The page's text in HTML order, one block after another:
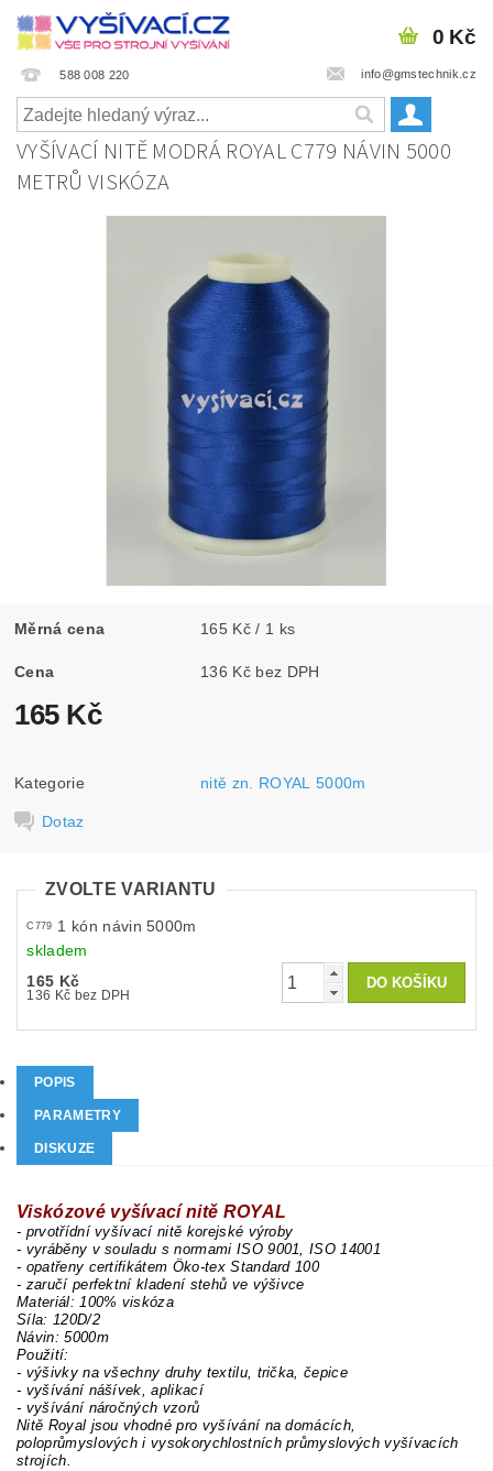
588 008 220 info@gmstechnik.cz
0 Kč
VYŠÍVACÍ NITĚ MODRÁ ROYAL C779 NÁVIN 5000
METRŮ VISKÓZA
Měrná cena 165 Kč / 1 ks
Cena 136 Kč bez DPH
165 Kč
Kategorie nitě zn. ROYAL 5000m
Dotaz
ZVOLTE VARIANTU
C779 1 kón návin 5000m
skladem
165 Kč
136 Kč bez DPH
POPIS
PARAMETRY
DISKUZE
Viskózové vyšívací nitě ROYAL
- prvotřídní vyšívací nitě korejské výroby
- vyráběny v souladu s normami ISO 9001, ISO 14001
- opatřeny certifikátem Öko-tex Standard 100
- zaručí perfektní kladení stehů ve výšivce
Materiál: 100% viskóza
Síla: 120D/2
Návin: 5000m
Použití:
- výšivky na všechny druhy textilu, trička, čepice
- vyšívání nášívek, aplikací
- vyšívání náročných vzorů
Nitě Royal jsou vhodné pro vyšívání na domácích,
poloprůmyslových i vysokorychlostních průmyslových vyšívacích
strojích.